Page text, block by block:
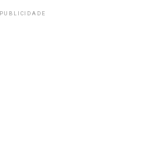
PUBLICIDADE